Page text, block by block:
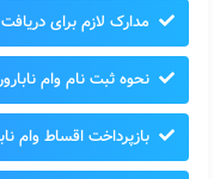
مدارک لازم برای
نحوه ثبت نام وام
بازپرداخت اقساط وام